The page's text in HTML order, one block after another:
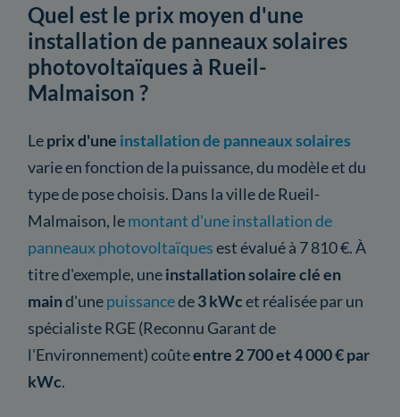
Quel est le prix moyen d'une
installation de panneaux solaires
photovoltaïques à Rueil-
Malmaison ?
Leprix d'une installation de panneaux solaires
varie en fonction de la puissance, du modèle et du
type de pose choisis. Dans la ville de Rueil-
Malmaison, lemontant d'une installation de
panneaux photovoltaïquesest évalué à 7 810 €. À
titre d'exemple, uneinstallation solaire clé en
maind'unepuissancede3 kWcet réalisée par un
spécialiste RGE (Reconnu Garant de
l'Environnement) coûteentre 2 700 et 4 000 € par
kWc.